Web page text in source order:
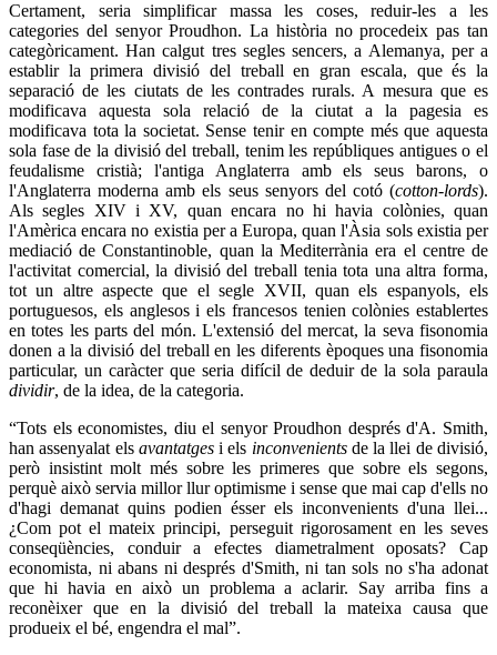
Certament, seria simplificar massa les coses, reduir-les a les
categories del senyor Proudhon. La història no procedeix pas tan
categòricament. Han calgut tres segles sencers, a Alemanya, per a
establir la primera divisió del treball en gran escala, que és la
separació de les ciutats de les contrades rurals. A mesura que es
modificava aquesta sola relació de la ciutat a la pagesia es
modificava tota la societat. Sense tenir en compte més que aquesta
sola fase de la divisió del treball, tenim les repúbliques antigues o el
feudalisme cristià; l'antiga Anglaterra amb els seus barons, o
l'Anglaterra moderna amb els seus senyors del cotó (cotton-lords).
Als segles XIV i XV, quan encara no hi havia colònies, quan
l'Amèrica encara no existia per a Europa, quan l'Àsia sols existia per
mediació de Constantinoble, quan la Mediterrània era el centre de
l'activitat comercial, la divisió del treball tenia tota una altra forma,
tot un altre aspecte que el segle XVII, quan els espanyols, els
portuguesos, els anglesos i els francesos tenien colònies establertes
en totes les parts del món. L'extensió del mercat, la seva fisonomia
donen a la divisió del treball en les diferents èpoques una fisonomia
particular, un caràcter que seria difícil de deduir de la sola paraula
dividir, de la idea, de la categoria.
“Tots els economistes, diu el senyor Proudhon després d'A. Smith,
han assenyalat els avantatgesi els inconvenientsde la llei de divisió,
però insistint molt més sobre les primeres que sobre els segons,
perquè això servia millor llur optimisme i sense que mai cap d'ells no
d'hagi demanat quins podien ésser els inconvenients d'una llei...
¿Com pot el mateix principi, perseguit rigorosament en les seves
conseqüències, conduir a efectes diametralment oposats? Cap
economista, ni abans ni després d'Smith, ni tan sols no s'ha adonat
que hi havia en això un problema a aclarir. Say arriba fins a
reconèixer que en la divisió del treball la mateixa causa que
produeix el bé, engendra el mal”.